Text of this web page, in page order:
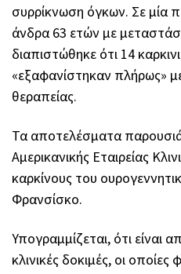
συρρίκνωση όγκων. Σε μία
άνδρα 63 ετών με
διαπιστώθηκε ότι 14
«εξαφανίστηκαν πλήρως»
θεραπείας.
Τα αποτελέσματα
Αμερικανικής Εταιρείας
καρκίνους του
Φρανσίσκο.
Υπογραμμίζεται, ότι είναι
κλινικές δοκιμές, οι